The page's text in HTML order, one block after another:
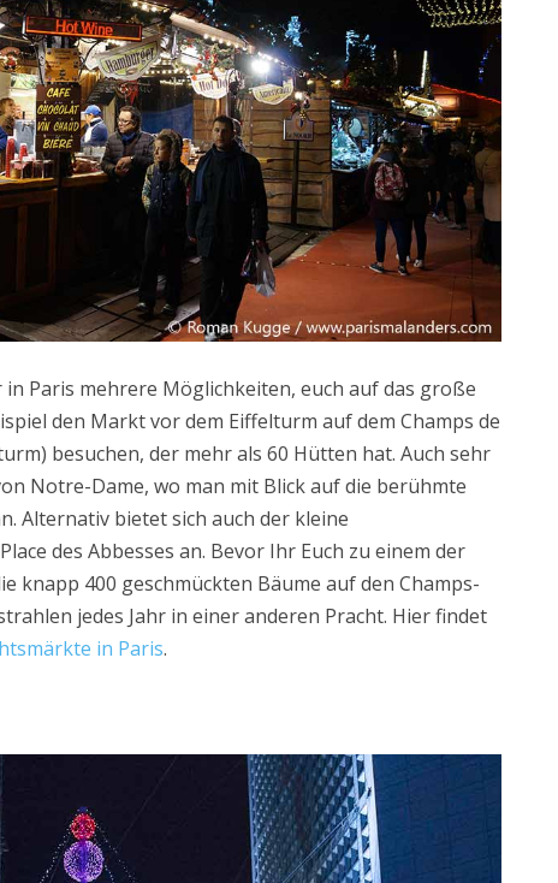
Paris mehrere Möglichkeiten, euch auf das große
den Markt vor dem Eiffelturm auf dem Champs de
besuchen, der mehr als 60 Hütten hat. Auch sehr
Notre-Dame, wo man mit Blick auf die berühmte
Alternativ bietet sich auch der kleine
des Abbesses an. Bevor Ihr Euch zu einem der
knapp 400 geschmückten Bäume auf den Champs-
jedes Jahr in einer anderen Pracht. Hier findet
in Paris.